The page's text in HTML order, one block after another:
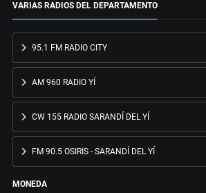
VARIAS RADIOS DEL DEPARTAMENTO
95.1 FM RADIO CITY
AM 960 RADIO YÍ
CW 155 RADIO SARANDÍ DEL YÍ
FM 90.5 OSIRIS - SARANDÍ DEL YÍ
MONEDA